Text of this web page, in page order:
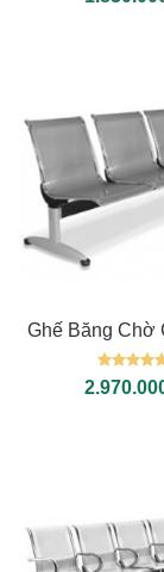
hạng55
Ghế Băng Chờ
Được xếp
hạng55